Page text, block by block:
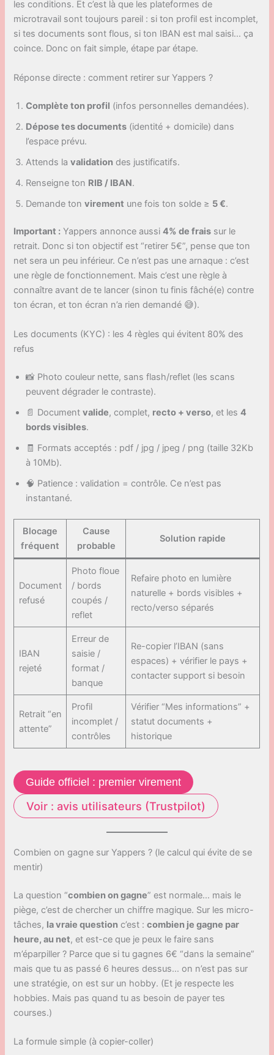
les conditions. Et c’est là que les plateformes de
microtravail sont toujours pareil : si ton profil est incomplet,
si tes documents sont flous, si ton IBAN est mal saisi… ça
coince. Donc on fait simple, étape par étape.
Réponse directe : comment retirer sur Yappers ?
Complète ton profil (infos personnelles demandées).
Dépose tes documents (identité + domicile) dans
l’espace prévu.
Attends lavalidation des justificatifs.
Renseigne ton RIB / IBAN.
Demande tonvirement une fois ton solde ≥ 5 €.
Important : Yappers annonce aussi4% de frais sur le
retrait. Donc si ton objectif est “retirer 5€”, pense que ton
net sera un peu inférieur. Ce n’est pas une arnaque : c’est
une règle de fonctionnement. Mais c’est une règle à
connaître avant de te lancer (sinon tu finis fâché(e) contre
ton écran, et ton écran n’a rien demandé 😅).
Les documents (KYC) : les 4 règles qui évitent 80% des
refus
📸 Photo couleur nette, sans flash/reflet (les scans
peuvent dégrader le contraste).
📄 Documentvalide, complet, recto + verso, et les4
bords visibles.
🧾 Formats acceptés : pdf / jpg / jpeg / png (taille 32Kb
à 10Mb).
🧠 Patience : validation = contrôle. Ce n’est pas
instantané.
Blocage
fréquent
Cause
probable
Solution rapide
Document
refusé
Photo floue
/ bords
coupés /
reflet
Refaire photo en lumière
naturelle + bords visibles +
recto/verso séparés
IBAN
rejeté
Erreur de
saisie /
format /
banque
Re-copier l’IBAN (sans
espaces) + vérifier le pays +
contacter support si besoin
Retrait “en
attente”
Profil
incomplet /
contrôles
Vérifier “Mes informations” +
statut documents +
historique
Guide officiel : premier virement
Voir : avis utilisateurs (Trustpilot)
Combien on gagne sur Yappers ? (le calcul qui évite de se
mentir)
La question “combien on gagne” est normale… mais le
piège, c’est de chercher un chiffre magique. Sur les micro-
tâches, la vraie question c’est :combien je gagne par
heure, au net, et est-ce que je peux le faire sans
m’éparpiller ? Parce que si tu gagnes 6€ “dans la semaine”
mais que tu as passé 6 heures dessus… on n’est pas sur
une stratégie, on est sur un hobby. (Et je respecte les
hobbies. Mais pas quand tu as besoin de payer tes
courses.)
La formule simple (à copier-coller)